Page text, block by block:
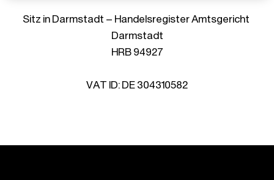
Sitz in Darmstadt – Handelsregister Amtsgericht
Darmstadt
HRB 94927
VAT ID: DE 304310582